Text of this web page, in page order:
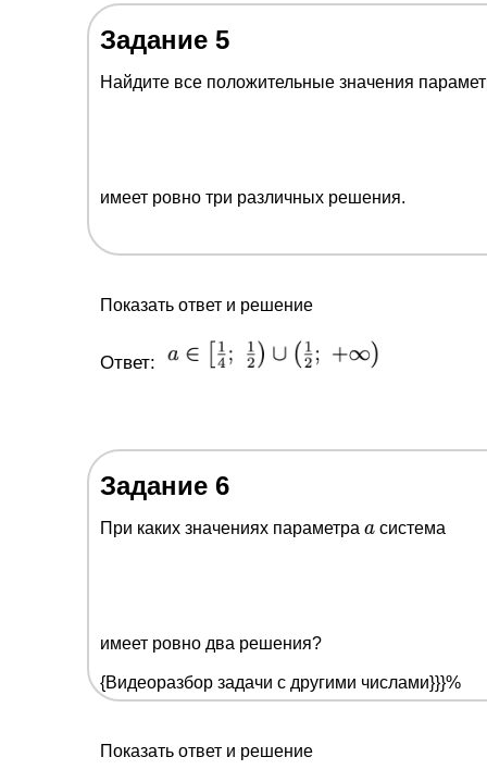
Задание 5
Найдите все положительные значения
имеет ровно три различных решения.
Показать ответ и решение
Ответ:
Задание 6
При каких значениях параметра a
a система
имеет ровно два решения?
{Видеоразбор задачи с другими числами}}}%
Показать ответ и решение